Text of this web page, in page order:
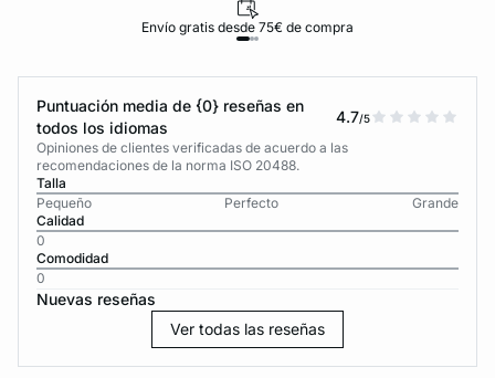
Envío gratis desde 75€ de compra
Puntuación media de {0} reseñas en
todos los idiomas
4.7/5
Opiniones de clientes verificadas de acuerdo a las
recomendaciones de la norma ISO 20488.
Talla
Pequeño
Perfecto
Grande
Calidad
0
Comodidad
0
Nuevas reseñas
Ver todas las reseñas